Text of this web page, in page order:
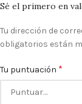
Sé el primero en
Tu dirección de
obligatorios están
Tu puntuación *